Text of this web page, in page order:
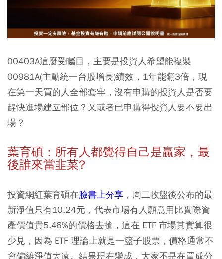
00403A這麼受矚目，主要是投資人希望能複製
00981A(主動統一台股增長)績效，1年能翻3倍，現
在第一天買的人全部套牢，沒有申購的投資人是否要
趕快進場建立部位？又或者已申購得投資人要不要出
場？
葉育碩：所有人都覺得自己是贏家，最
後誰來當韭菜?
投資網紅葉育碩在臉書上分享 ，周二收盤後公布的最
新淨值只有10.24元，代表市場有人願意用比實際資
產價值貴5.46%的價格去搶，這在 ETF 市場其實算很
少見，因為 ETF 理論上就是一籃子股票，價格通常不
會偏離淨值太遠。結果現在變成，大家不是在買成分